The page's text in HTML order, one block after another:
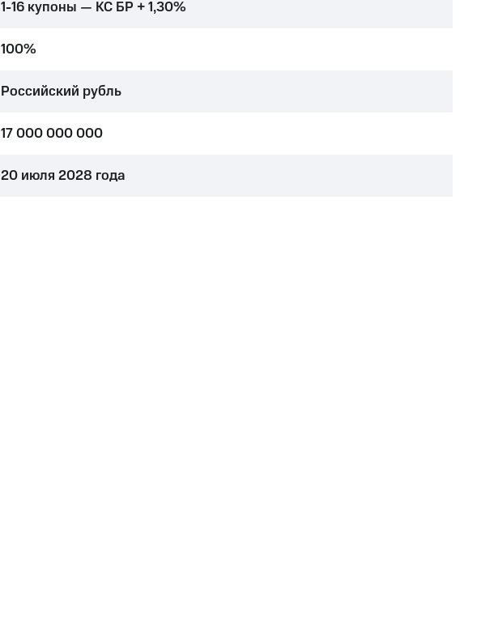
1-16 купоны — КС БР + 1,30%
100%
Российский рубль
17 000 000 000
20 июля 2028 года